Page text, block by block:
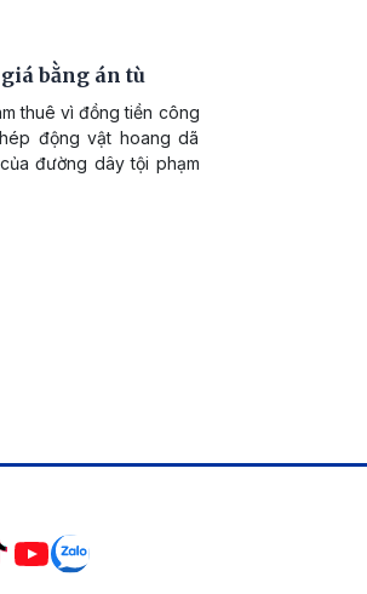
bằng án tù
thuê vì đồng tiền công
động vật hoang dã
đường dây tội phạm